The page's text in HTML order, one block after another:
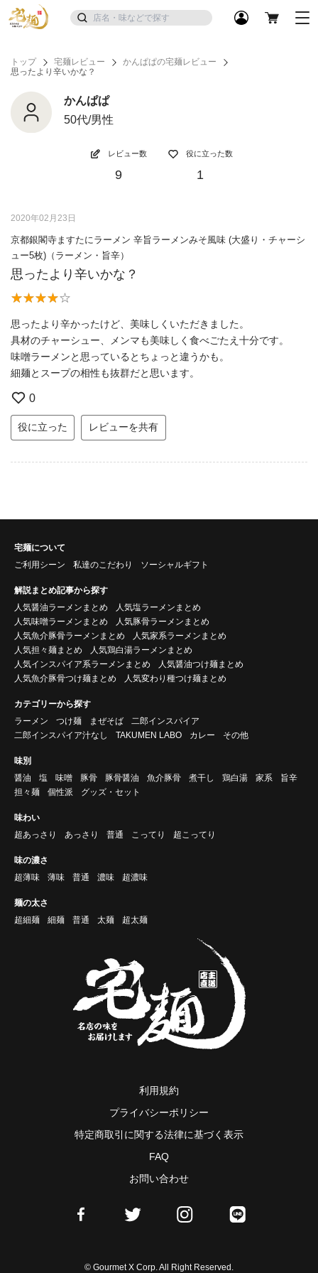
トップ 宅麺レビュー
かんぱぱの宅麺レビュー
思ったより辛いかな？
かんぱぱ
50代/男性
レビュー数
9
役に立った数
1
2020年02月23日
京都銀閣寺ますたにラーメン 辛旨ラーメンみそ風味 (大盛り・チャーシ
ュー5枚)（ラーメン・旨辛）
思ったより辛いかな？
思ったより辛かったけど、美味しくいただきました。
具材のチャーシュー、メンマも美味しく食べごたえ十分です。
味噌ラーメンと思っているとちょっと違うかも。
細麺とスープの相性も抜群だと思います。
0
役に立った レビューを共有
宅麺について
ご利用シーン
私達のこだわり ソーシャルギフト
解説まとめ記事から探す
人気醤油ラーメンまとめ
人気塩ラーメンまとめ
人気味噌ラーメンまとめ
人気豚骨ラーメンまとめ
人気魚介豚骨ラーメンまとめ
人気家系ラーメンまとめ
人気担々麺まとめ
人気鶏白湯ラーメンまとめ
人気インスパイア系ラーメンまとめ
人気醤油つけ麺まとめ
人気魚介豚骨つけ麺まとめ
人気変わり種つけ麺まとめ
カテゴリーから探す
ラーメン
つけ麺 まぜそば
二郎インスパイア
二郎インスパイア汁なし
TAKUMEN LABO カレー その他
味別
醤油
塩 味噌 豚骨 豚骨醤油 魚介豚骨 煮干し 鶏白湯 家系
旨辛
担々麺
個性派 グッズ・セット
味わい
超あっさり
あっさり 普通 こってり 超こってり
味の濃さ
超薄味
薄味 普通 濃味 超濃味
麺の太さ
超細麺
細麺 普通 太麺 超太麺
利用規約
プライバシーポリシー
特定商取引に関する法律に基づく表示
FAQ
お問い合わせ
© Gourmet X Corp. All Right Reserved.